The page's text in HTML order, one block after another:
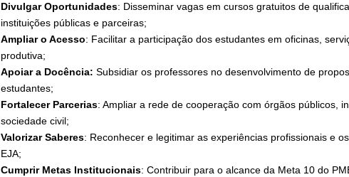
Divulgar Oportunidades: Disseminar vagas em cursos gratuitos de
instituições públicas e parceiras;
Ampliar o Acesso: Facilitar a participação dos estudantes em oficinas,
produtiva;
Apoiar a Docência: Subsidiar os professores no desenvolvimento de
estudantes;
Fortalecer Parcerias: Ampliar a rede de cooperação com órgãos públicos,
sociedade civil;
Valorizar Saberes: Reconhecer e legitimar as experiências profissionais e
EJA;
Cumprir Metas Institucionais: Contribuir para o alcance da Meta 10 do